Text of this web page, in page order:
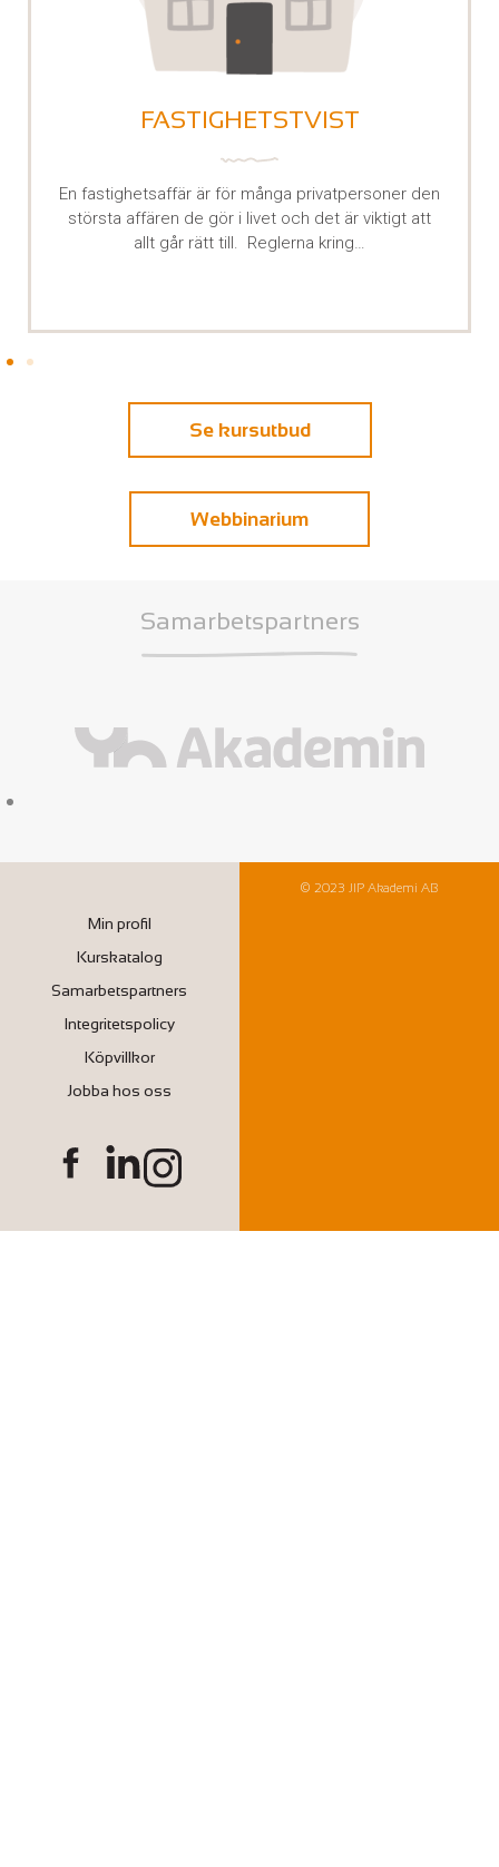
ENTREPRENADRÄTT
Entreprenadavtal är en kontraktsform som är
vanlig inom byggbranschen och reglerar
förhållandet mellan en beställare och en bygg…
Se kursutbud
Webbinarium
Samarbetspartners
Min profil
Kurskatalog
Samarbetspartners
Integritetspolicy
Köpvillkor
Jobba hos oss
© 2023 JIP Akademi AB